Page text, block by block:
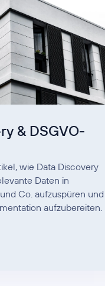
& DSGVO-
wie Data Discovery
Daten in
Co. aufzuspüren und
aufzubereiten.